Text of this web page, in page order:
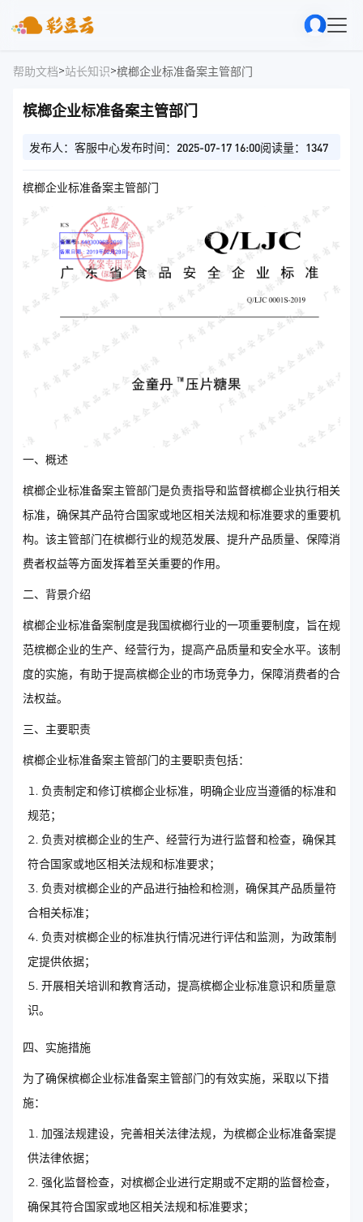
帮助文档>站长知识>槟榔企业标准备案主管部门
槟榔企业标准备案主管部门
发布人：客服中心发布时间：2025-07-17 16:00阅读量：1347
槟榔企业标准备案主管部门
一、概述
槟榔企业标准备案主管部门是负责指导和监督槟榔企业执行相关
标准，确保其产品符合国家或地区相关法规和标准要求的重要机
构。该主管部门在槟榔行业的规范发展、提升产品质量、保障消
费者权益等方面发挥着至关重要的作用。
二、背景介绍
槟榔企业标准备案制度是我国槟榔行业的一项重要制度，旨在规
范槟榔企业的生产、经营行为，提高产品质量和安全水平。该制
度的实施，有助于提高槟榔企业的市场竞争力，保障消费者的合
法权益。
三、主要职责
槟榔企业标准备案主管部门的主要职责包括：
负责制定和修订槟榔企业标准，明确企业应当遵循的标准和
规范；
负责对槟榔企业的生产、经营行为进行监督和检查，确保其
符合国家或地区相关法规和标准要求；
负责对槟榔企业的产品进行抽检和检测，确保其产品质量符
合相关标准；
负责对槟榔企业的标准执行情况进行评估和监测，为政策制
定提供依据；
开展相关培训和教育活动，提高槟榔企业标准意识和质量意
识。
四、实施措施
为了确保槟榔企业标准备案主管部门的有效实施，采取以下措
施：
加强法规建设，完善相关法律法规，为槟榔企业标准备案提
供法律依据；
强化监督检查，对槟榔企业进行定期或不定期的监督检查，
确保其符合国家或地区相关法规和标准要求；